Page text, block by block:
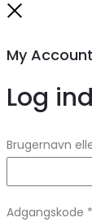
My Account
Log ind
Brugernavn
Adgangskode *